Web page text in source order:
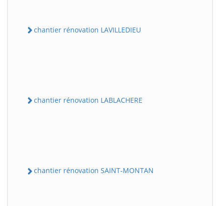
chantier rénovation LAVILLEDIEU
chantier rénovation LABLACHERE
chantier rénovation SAINT-MONTAN